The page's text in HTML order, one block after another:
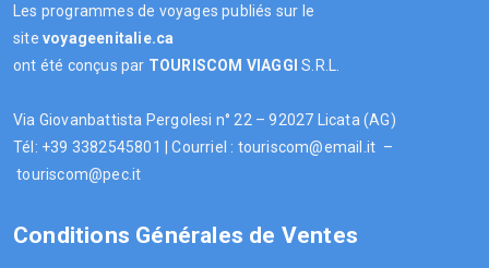
Les programmes de voyages publiés sur le
site voyageenitalie.ca
ont été conçus par TOURISCOM VIAGGI S.R.L.
Via Giovanbattista Pergolesi n° 22 – 92027 Licata (AG)
Tél: +39 3382545801 | Courriel : touriscom@email.it –
touriscom@pec.it
Conditions Générales de Ventes